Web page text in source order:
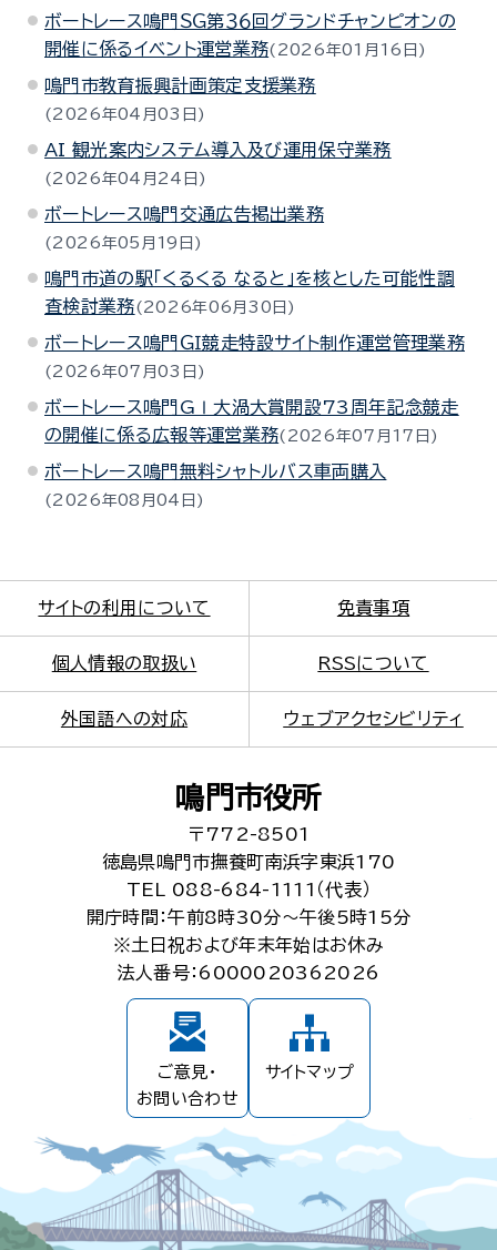
ボートレース鳴門ＳＧ第３６回グランドチャンピオンの
開催に係るイベント運営業務
2026年01月16日
鳴門市教育振興計画策定支援業務
2026年04月03日
AI 観光案内システム導入及び運用保守業務
2026年04月24日
ボートレース鳴門交通広告掲出業務
2026年05月19日
鳴門市道の駅「くるくる なると」を核とした可能性調
査検討業務
2026年06月30日
ボートレース鳴門ＧＩ競走特設サイト制作運営管理業務
2026年07月03日
ボートレース鳴門GⅠ大渦大賞開設73周年記念競走
の開催に係る広報等運営業務
2026年07月17日
ボートレース鳴門無料シャトルバス車両購入
2026年08月04日
サイトの利用について 免責事項
個人情報の取扱い RSSについて
外国語への対応 ウェブアクセシビリティ
鳴門市役所
〒772-8501
徳島県鳴門市撫養町南浜字東浜170
TEL 088-684-1111（代表）
開庁時間：午前8時30分～午後5時15分
※土日祝および年末年始はお休み
法人番号：6000020362026
ご意見・
お問い合わせ
サイトマップ